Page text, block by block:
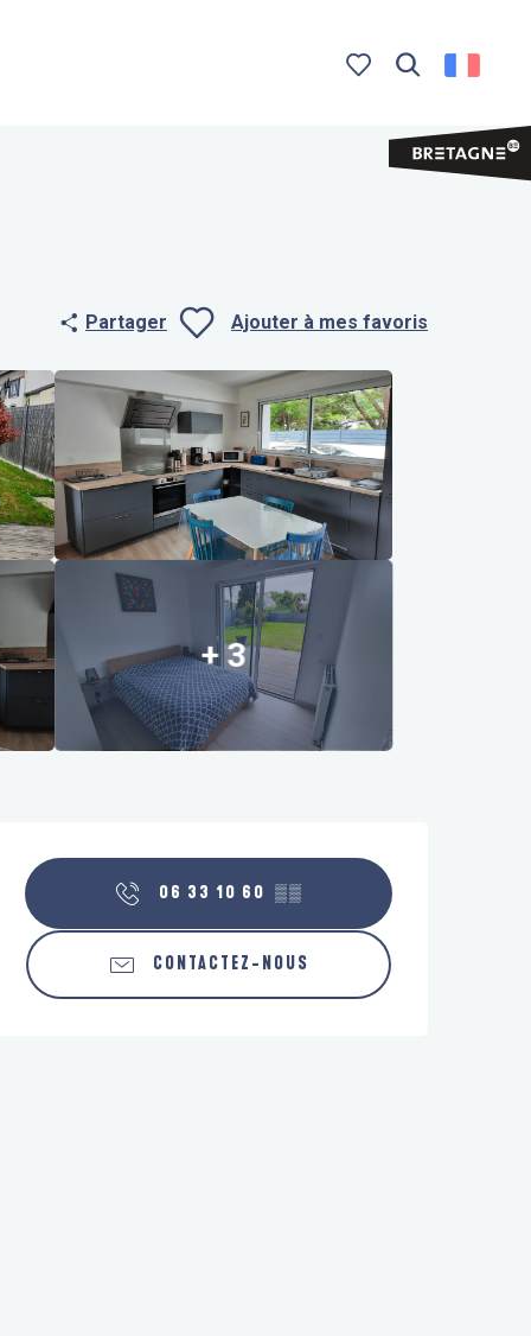
Partager
Ajouter aux
Ajouter à mes favoris
+ 3
Ouverture et coordonnées
06 33 10 60 ▒▒
CONTACTEZ-NOUS